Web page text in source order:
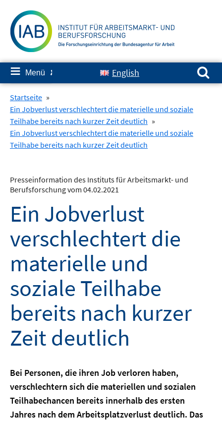
zum
Inhalt
≡ Menü ✘ English
Suchen nach:
Startseite »
Ein Jobverlust verschlechtert die materielle und soziale
Teilhabe bereits nach kurzer Zeit deutlich »
Ein Jobverlust verschlechtert die materielle und soziale
Teilhabe bereits nach kurzer Zeit deutlich
Presseinformation des Instituts für Arbeitsmarkt- und
Berufsforschung vom 04.02.2021
Ein Jobverlust
verschlechtert die
materielle und
soziale Teilhabe
bereits nach kurzer
Zeit deutlich
Bei Personen, die ihren Job verloren haben,
verschlechtern sich die materiellen und sozialen
Teilhabechancen bereits innerhalb des ersten
Jahres nach dem Arbeitsplatzverlust deutlich. Das